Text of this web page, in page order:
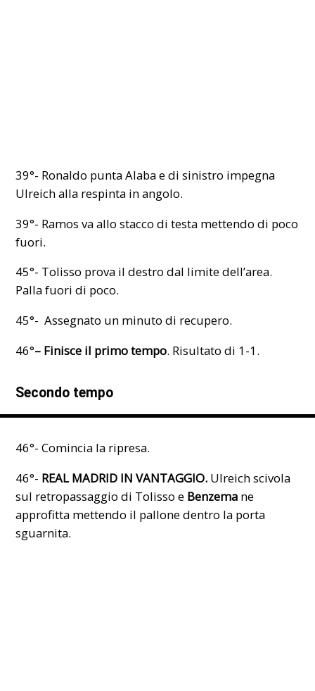
39°- Ronaldo punta Alaba e di sinistro impegna
Ulreich alla respinta in angolo.
39°- Ramos va allo stacco di testa mettendo di poco
fuori.
45°- Tolisso prova il destro dal limite dell’area.
Palla fuori di poco.
45°- Assegnato un minuto di recupero.
46°– Finisce il primo tempo. Risultato di 1-1.
Secondo tempo
46°- Comincia la ripresa.
46°- REAL MADRID IN VANTAGGIO. Ulreich scivola
sul retropassaggio di Tolisso e Benzema ne
approfitta mettendo il pallone dentro la porta
sguarnita.